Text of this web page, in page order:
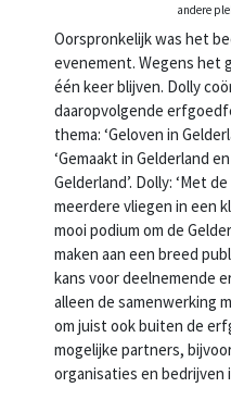
andere
Oorspronkelijk was het
evenement. Wegens het
één keer blijven. Dolly
daaropvolgende
thema: ‘Geloven in
‘Gemaakt in Gelderland
Gelderland’. Dolly: ‘Met
meerdere vliegen in een
mooi podium om de
maken aan een breed
kans voor deelnemende
alleen de samenwerking
om juist ook buiten de
mogelijke partners,
organisaties en bedrijven